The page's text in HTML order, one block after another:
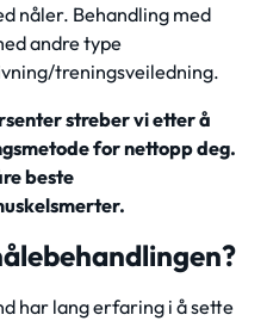
nåler. Behandling med
andre type
treningsveiledning.
streber vi etter å
for nettopp deg.
beste
har lang erfaring i å sette